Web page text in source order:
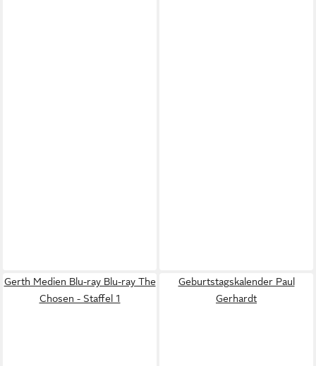
Gerth Medien Blu-ray Blu-ray The
Chosen - Staffel 1
Geburtstagskalender Paul
Gerhardt